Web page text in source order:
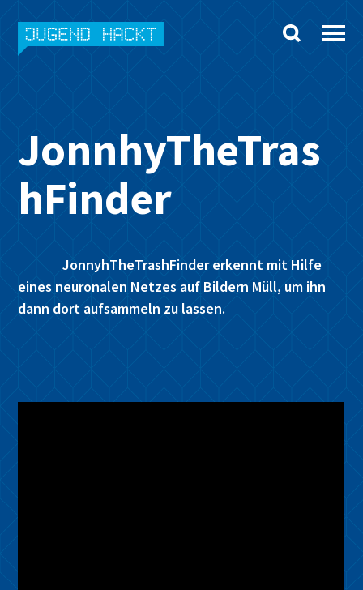
Skip
to
JonnhyTheTras
hFinder
JonnyhTheTrashFinder erkennt mit Hilfe
eines neuronalen Netzes auf Bildern Müll, um ihn
dann dort aufsammeln zu lassen.